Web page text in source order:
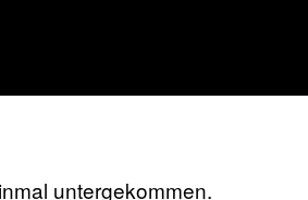
untergekommen.